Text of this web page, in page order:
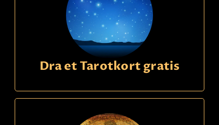
Dra et Tarotkort gratis